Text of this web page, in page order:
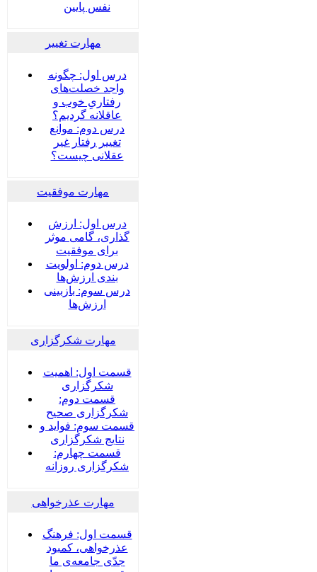
نفس پایین
مهارت تغییر
درس اول: چگونه
واجد خصلت‌های
رفتاریِ خوب و
عاقلانه گردیم؟
درس دوم: موانع
تغییر رفتار غیر
عقلانی چیست؟
مهارت موفقیت
درس اول: ارزش
گذاری، گامی موثر
برای موفقیت
درس دوم: اولویت
بندی ارزش‌ها
درس سوم: بازبینی
ارزش‌ها
مهارت شکرگزاری
قسمت اول: اهمیت
شکرگزاری
قسمت دوم:
شکرگزاری صحیح
قسمت سوم: فواید و
نتایج شکرگزاری
قسمت چهارم:
شکرگزاری روزانه
مهارت عذرخواهی
قسمت اول: فرهنگ
عذرخواهی، کمبود
جدّی جامعه‌ی ما